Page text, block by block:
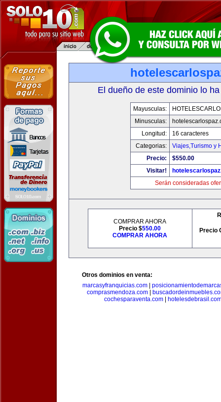
El dueño de este dominio lo
Mayusculas:
Minusculas:
Longitud:
16 caracteres
Categorias:
Viajes,Turismo y
Precio:
$550.00
Visitar!
Serán consideradas
COMPRAR AHORA
Precio $550.00
COMPRAR AHORA
Precio
Otros dominios en venta:
marcasyfranquicias.com|
comprasmendoza.com
cochesparaventa.com|